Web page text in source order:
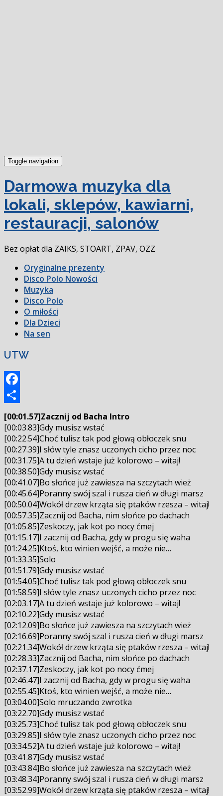
Toggle navigation
Darmowa muzyka dla
lokali, sklepów, kawiarni,
restauracji, salonów
Bez opłat dla ZAIKS, STOART, ZPAV, OZZ
Oryginalne prezenty
Disco Polo Nowości
Muzyka
Disco Polo
O miłości
Dla Dzieci
Na sen
UTW
Facebook
się
[00:01.57]Zacznij od Bacha Intro
[00:03.83]Gdy musisz wstać
[00:22.54]Choć tulisz tak pod głową obłoczek snu
[00:27.39]I słów tyle znasz uczonych cicho przez noc
[00:31.75]A tu dzień wstaje już kolorowo – witaj!
[00:38.50]Gdy musisz wstać
[00:41.07]Bo słońce już zawiesza na szczytach wież
[00:45.64]Poranny swój szal i rusza cień w długi marsz
[00:50.04]Wokół drzew krząta się ptaków rzesza – witaj!
[00:57.35]Zacznij od Bacha, nim słońce po dachach
[01:05.85]Zeskoczy, jak kot po nocy ćmej
[01:15.17]I zacznij od Bacha, gdy w progu się waha
[01:24.25]Ktoś, kto winien wejść, a może nie…
[01:33.35]Solo
[01:51.79]Gdy musisz wstać
[01:54.05]Choć tulisz tak pod głową obłoczek snu
[01:58.59]I słów tyle znasz uczonych cicho przez noc
[02:03.17]A tu dzień wstaje już kolorowo – witaj!
[02:10.22]Gdy musisz wstać
[02:12.09]Bo słońce już zawiesza na szczytach wież
[02:16.69]Poranny swój szal i rusza cień w długi marsz
[02:21.34]Wokół drzew krząta się ptaków rzesza – witaj!
[02:28.33]Zacznij od Bacha, nim słońce po dachach
[02:37.17]Zeskoczy, jak kot po nocy ćmej
[02:46.47]I zacznij od Bacha, gdy w progu się waha
[02:55.45]Ktoś, kto winien wejść, a może nie…
[03:04.00]Solo mruczando zwrotka
[03:22.70]Gdy musisz wstać
[03:25.73]Choć tulisz tak pod głową obłoczek snu
[03:29.85]I słów tyle znasz uczonych cicho przez noc
[03:34.52]A tu dzień wstaje już kolorowo – witaj!
[03:41.87]Gdy musisz wstać
[03:43.84]Bo słońce już zawiesza na szczytach wież
[03:48.34]Poranny swój szal i rusza cień w długi marsz
[03:52.99]Wokół drzew krząta się ptaków rzesza – witaj!